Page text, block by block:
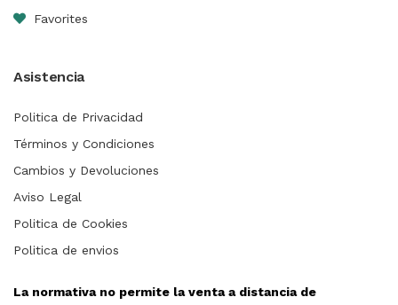
Favorites
Asistencia
Politica de Privacidad
Términos y Condiciones
Cambios y Devoluciones
Aviso Legal
Politica de Cookies
Politica de envios
La normativa no permite la venta a distancia de